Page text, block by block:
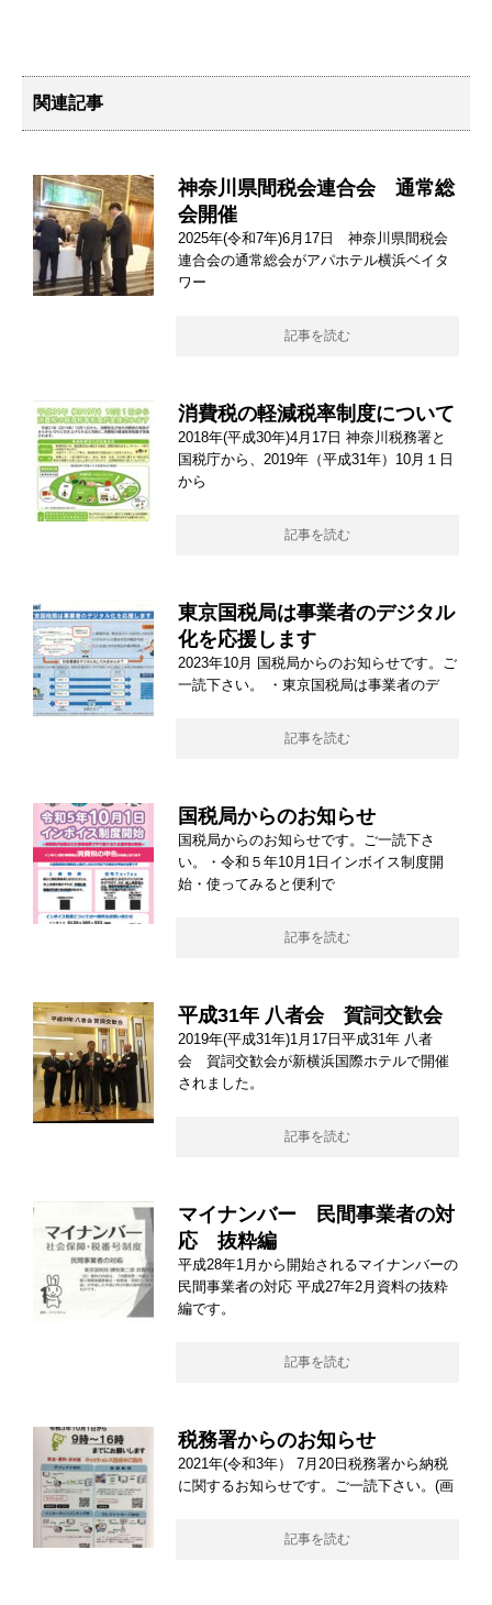
関連記事
神奈川県間税会連合会 通常総
会開催
2025年(令和7年)6月17日 神奈川県間税会
連合会の通常総会がアパホテル横浜ベイタ
ワー
記事を読む
消費税の軽減税率制度について
2018年(平成30年)4月17日 神奈川税務署と
国税庁から、2019年（平成31年）10月１日
から
記事を読む
東京国税局は事業者のデジタル
化を応援します
2023年10月 国税局からのお知らせです。ご
一読下さい。 ・東京国税局は事業者のデ
記事を読む
国税局からのお知らせ
国税局からのお知らせです。ご一読下さ
い。・令和５年10月1日インボイス制度開
始・使ってみると便利で
記事を読む
平成31年 八者会 賀詞交歓会
2019年(平成31年)1月17日平成31年 八者
会 賀詞交歓会が新横浜国際ホテルで開催
されました。
記事を読む
マイナンバー 民間事業者の対
応 抜粋編
平成28年1月から開始されるマイナンバーの
民間事業者の対応 平成27年2月資料の抜粋
編です。
記事を読む
税務署からのお知らせ
2021年(令和3年） 7月20日税務署から納税
に関するお知らせです。ご一読下さい。(画
記事を読む